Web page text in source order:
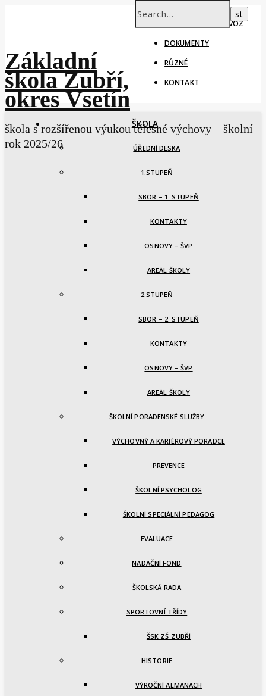
ŠKOLNÍ ROK – PROVOZ
DOKUMENTY
RŮZNÉ
KONTAKT
Základní
škola Zubří,
okres Vsetín
škola s rozšířenou výukou tělesné výchovy – školní
rok 2025/26
ŠKOLA
ÚŘEDNÍ DESKA
1.STUPEŇ
SBOR – 1. STUPEŇ
KONTAKTY
OSNOVY – ŠVP
AREÁL ŠKOLY
2.STUPEŇ
SBOR – 2. STUPEŇ
KONTAKTY
OSNOVY – ŠVP
AREÁL ŠKOLY
ŠKOLNÍ PORADENSKÉ SLUŽBY
VÝCHOVNÝ A KARIÉROVÝ PORADCE
PREVENCE
ŠKOLNÍ PSYCHOLOG
ŠKOLNÍ SPECIÁLNÍ PEDAGOG
EVALUACE
NADAČNÍ FOND
ŠKOLSKÁ RADA
SPORTOVNÍ TŘÍDY
ŠSK ZŠ ZUBŘÍ
HISTORIE
VÝROČNÍ ALMANACH